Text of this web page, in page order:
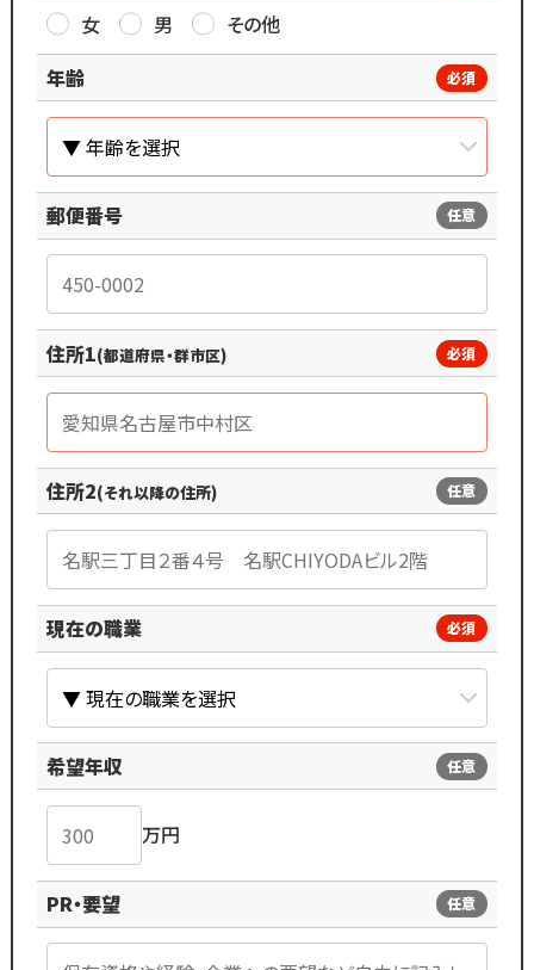
女 男
その他
年齢
必須
郵便番号 任意
住所1(都道府県・群市区) 必須
住所2(それ以降の住所) 任意
現在の職業 必須
希望年収 任意
万円
PR・要望 任意